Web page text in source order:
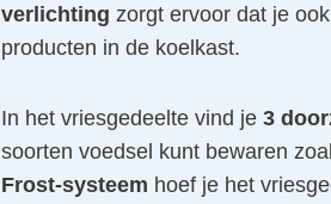
verlichting zorgt ervoor dat je
producten in de koelkast.
In het vriesgedeelte vind je 3
soorten voedsel kunt bewaren
Frost-systeem hoef je het